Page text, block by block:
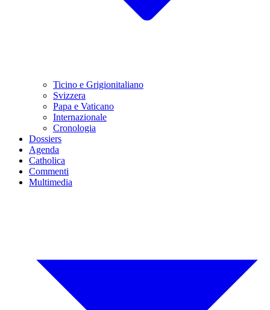
Ticino e Grigionitaliano
Svizzera
Papa e Vaticano
Internazionale
Cronologia
Dossiers
Agenda
Catholica
Commenti
Multimedia